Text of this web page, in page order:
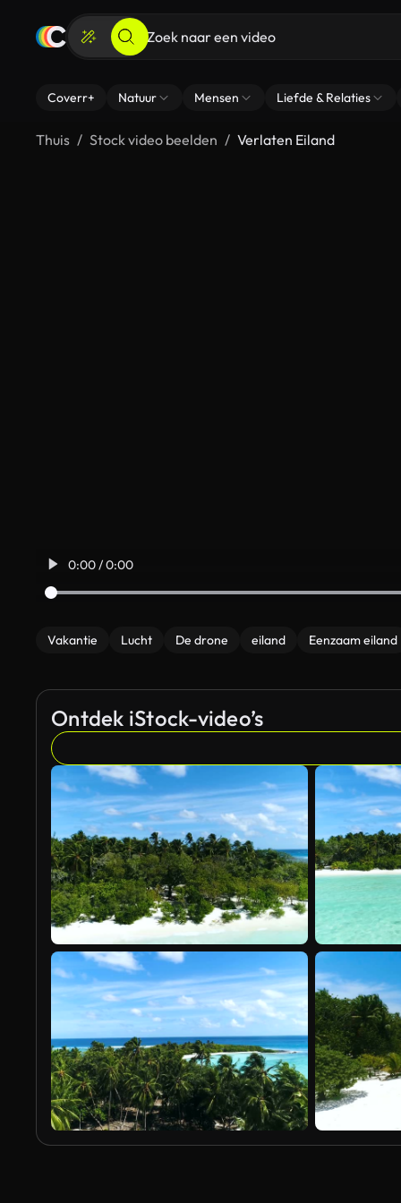
Coverr+ Natuur Mensen Liefde & Relaties
Thuis Stock video beelden Verlaten Eiland
0:00 / 0:00
Vakantie Lucht De drone eiland Eenzaam eiland
Ontdek iStock-video’s